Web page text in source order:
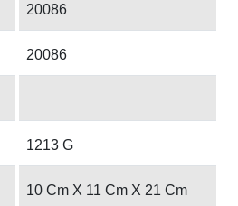
20086
20086
1213 G
10 Cm X 11 Cm X 21 Cm